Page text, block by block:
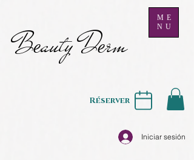
Beauty Derm
ME
NU
Iniciar sesión
Réserver